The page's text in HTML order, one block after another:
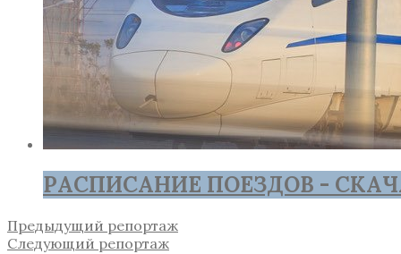
РАСПИСАНИЕ ПОЕЗДОВ -
Предыдущий репортаж
Следующий репортаж